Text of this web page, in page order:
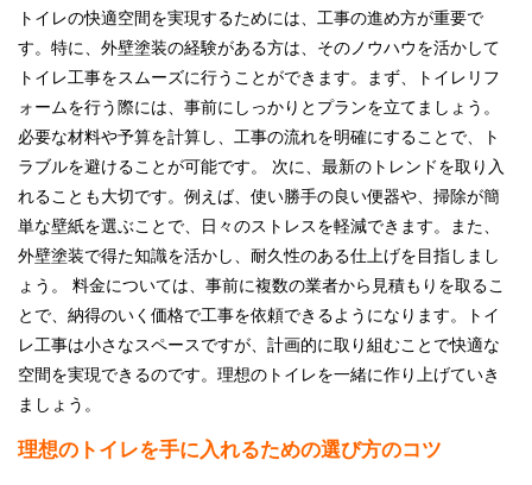
トイレの快適空間を実現するためには、工事の進め方が重要で
す。特に、外壁塗装の経験がある方は、そのノウハウを活かして
トイレ工事をスムーズに行うことができます。まず、トイレリフ
ォームを行う際には、事前にしっかりとプランを立てましょう。
必要な材料や予算を計算し、工事の流れを明確にすることで、ト
ラブルを避けることが可能です。 次に、最新のトレンドを取り入
れることも大切です。例えば、使い勝手の良い便器や、掃除が簡
単な壁紙を選ぶことで、日々のストレスを軽減できます。また、
外壁塗装で得た知識を活かし、耐久性のある仕上げを目指しまし
ょう。 料金については、事前に複数の業者から見積もりを取るこ
とで、納得のいく価格で工事を依頼できるようになります。トイ
レ工事は小さなスペースですが、計画的に取り組むことで快適な
空間を実現できるのです。理想のトイレを一緒に作り上げていき
ましょう。
理想のトイレを手に入れるための選び方のコツ